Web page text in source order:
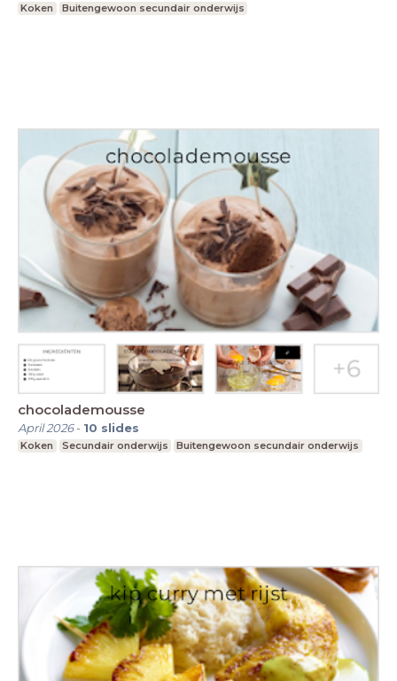
Koken Buitengewoon secundair onderwijs
chocolademousse
April 2026- 10 slides
Koken Secundair onderwijs Buitengewoon secundair onderwijs